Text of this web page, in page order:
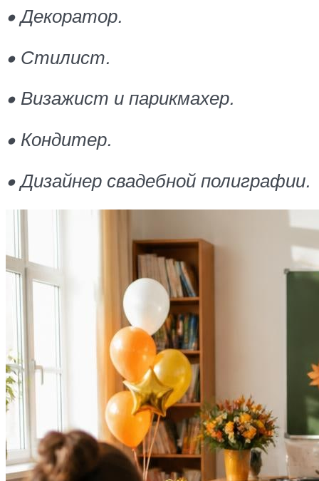
• Декоратор.
• Стилист.
• Визажист и парикмахер.
• Кондитер.
• Дизайнер свадебной полиграфии.